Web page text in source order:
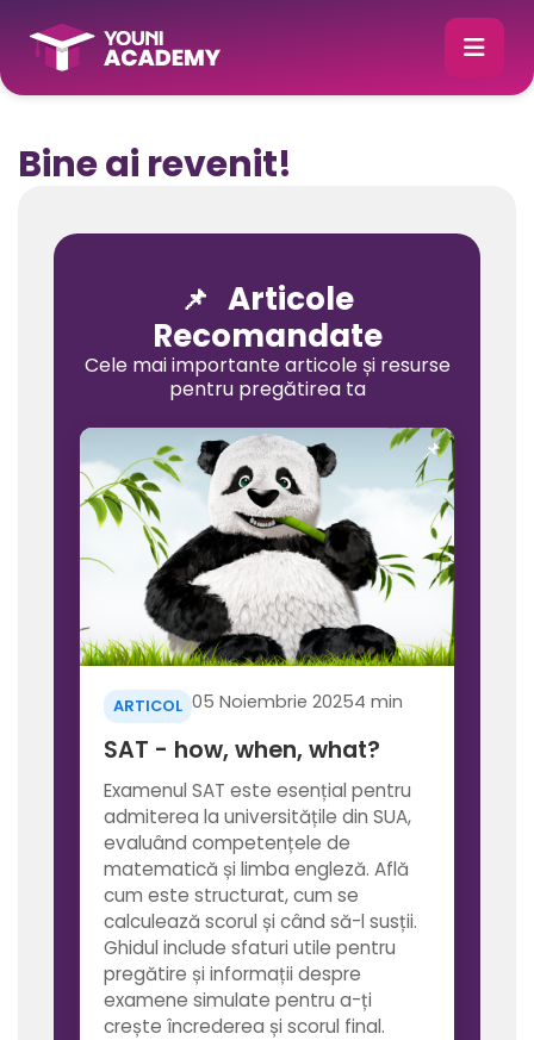
Bine ai revenit!
📌 Articole
Recomandate
Cele mai importante articole și resurse
pentru pregătirea ta
ARTICOL 05 Noiembrie 20254 min
SAT - how, when, what?
Examenul SAT este esențial pentru
admiterea la universitățile din SUA,
evaluând competențele de
matematică și limba engleză. Află
cum este structurat, cum se
calculează scorul și când să-l susții.
Ghidul include sfaturi utile pentru
pregătire și informații despre
examene simulate pentru a-ți
crește încrederea și scorul final.